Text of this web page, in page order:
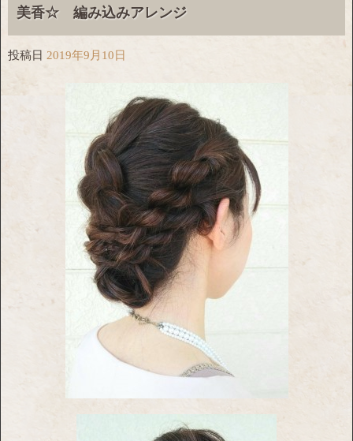
美香☆ 編み込みアレンジ
投稿日 2019年9月10日